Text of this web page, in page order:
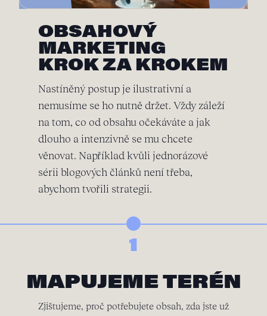
OBSAHOVÝ
MARKETING
KROK ZA KROKEM
Nastíněný postup je ilustrativní a
nemusíme se ho nutně držet. Vždy záleží
na tom, co od obsahu očekáváte a jak
dlouho a intenzivně se mu chcete
věnovat. Například kvůli jednorázové
sérii blogových článků není třeba,
abychom tvořili strategii.
1
MAPUJEME TERÉN
Zjištujeme, proč potřebujete obsah, zda jste už